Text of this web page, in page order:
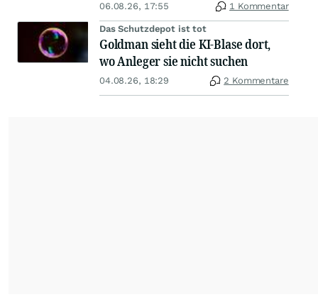
06.08.26, 17:55 1 Kommentar
Das Schutzdepot ist tot
Goldman sieht die KI-Blase dort,
wo Anleger sie nicht suchen
04.08.26, 18:29 2 Kommentare